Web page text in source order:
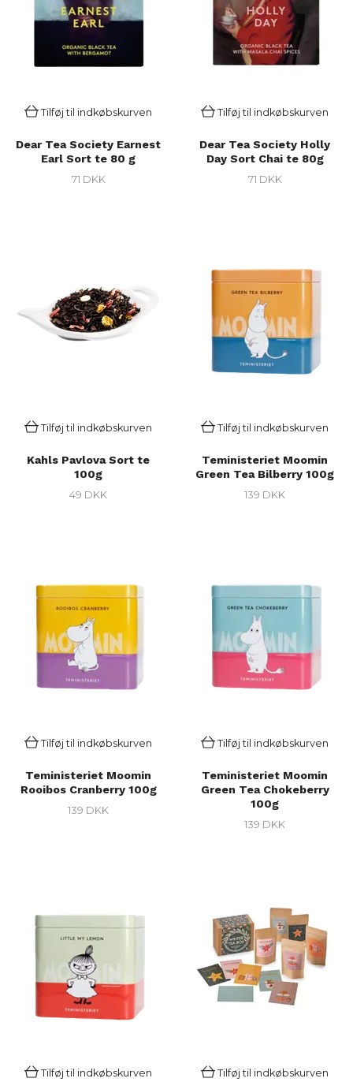
Tilføj til indkøbskurven
Dear Tea Society Earnest
Earl Sort te 80 g
71 DKK
Tilføj til indkøbskurven
Dear Tea Society Holly
Day Sort Chai te 80g
71 DKK
Tilføj til indkøbskurven
Kahls Pavlova Sort te
100g
49 DKK
Tilføj til indkøbskurven
Teministeriet Moomin
Green Tea Bilberry 100g
139 DKK
Tilføj til indkøbskurven
Teministeriet Moomin
Rooibos Cranberry 100g
139 DKK
Tilføj til indkøbskurven
Teministeriet Moomin
Green Tea Chokeberry
100g
139 DKK
Tilføj til indkøbskurven Tilføj til indkøbskurven